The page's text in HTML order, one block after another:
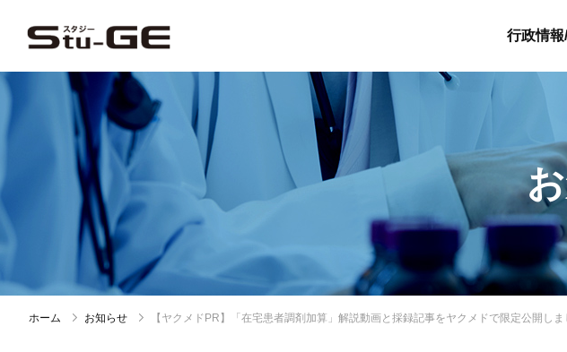
行政情
ホーム お知らせ 【ヤクメドPR】「在宅患者調剤加算」解説動画と採録記事をヤクメドで限定公開しま